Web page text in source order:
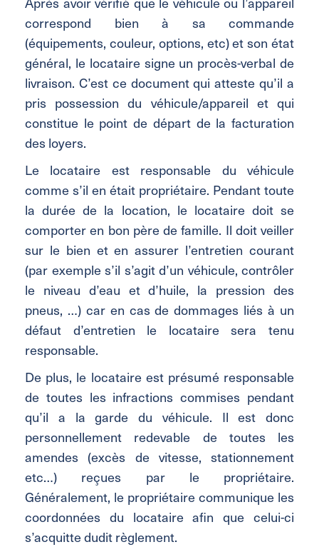
correspond bien à sa commande
(équipements, couleur, options, etc) et son état
général, le locataire signe un procès-verbal de
livraison. C’est ce document qui atteste qu’il a
pris possession du véhicule/appareil et qui
constitue le point de départ de la facturation
des loyers.
Le locataire est responsable du véhicule
comme s’il en était propriétaire. Pendant toute
la durée de la location, le locataire doit se
comporter en bon père de famille. Il doit veiller
sur le bien et en assurer l’entretien courant
(par exemple s’il s’agit d’un véhicule, contrôler
le niveau d’eau et d’huile, la pression des
pneus, …) car en cas de dommages liés à un
défaut d’entretien le locataire sera tenu
responsable.
De plus, le locataire est présumé responsable
de toutes les infractions commises pendant
qu’il a la garde du véhicule. Il est donc
personnellement redevable de toutes les
amendes (excès de vitesse, stationnement
etc…) reçues par le propriétaire.
Généralement, le propriétaire communique les
coordonnées du locataire afin que celui-ci
s’acquitte dudit règlement.